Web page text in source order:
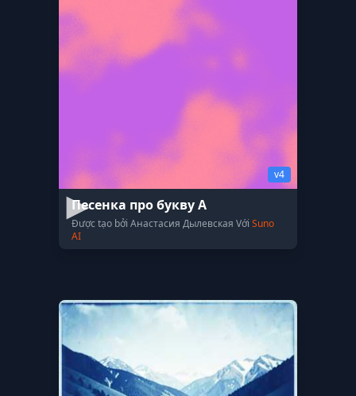
v4
Песенка про букву А
Được tạo bởi Анастасия Дылевская Với Suno
AI